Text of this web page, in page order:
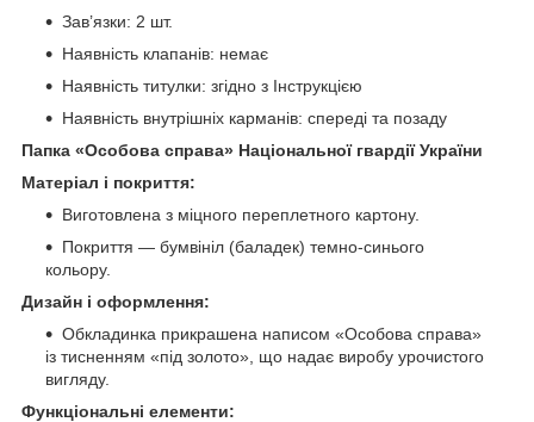
Зав’язки: 2 шт.
Наявність клапанів: немає
Наявність титулки: згідно з Інструкцією
Наявність внутрішніх карманів: спереді та позаду
Папка «Особова справа» Національної гвардії України
Матеріал і покриття:
Виготовлена з міцного переплетного картону.
Покриття — бумвініл (баладек) темно-синього
кольору.
Дизайн і оформлення:
Обкладинка прикрашена написом «Особова справа»
із тисненням «під золото», що надає виробу урочистого
вигляду.
Функціональні елементи: